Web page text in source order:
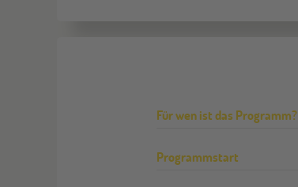
Für wen ist das Programm?
Programmstart